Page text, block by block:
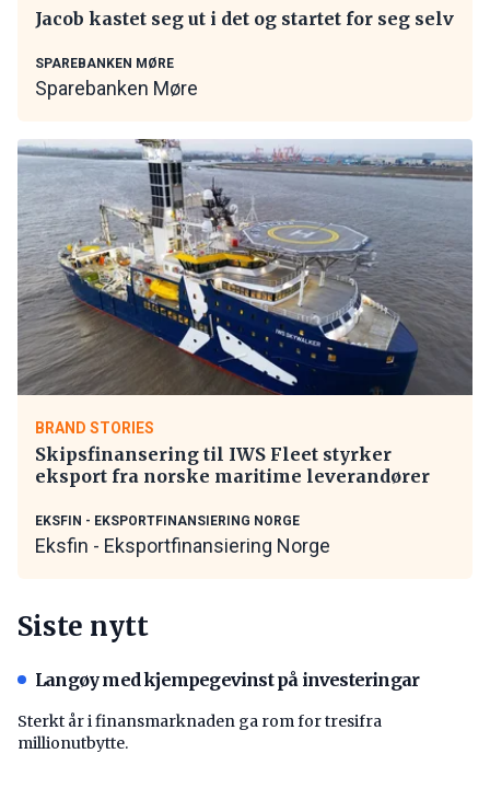
Jacob kastet seg ut i det og startet for seg selv
SPAREBANKEN MØRE
Sparebanken Møre
BRAND STORIES
Skipsfinansering til IWS Fleet styrker
eksport fra norske maritime leverandører
EKSFIN - EKSPORTFINANSIERING NORGE
Eksfin - Eksportfinansiering Norge
Siste nytt
Langøy med kjempegevinst på investeringar
Sterkt år i finansmarknaden ga rom for tresifra
millionutbytte.